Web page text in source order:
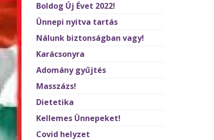
Boldog Új Évet 2022!
Ünnepi nyitva tartás
Nálunk biztonságban vagy!
Karácsonyra
Adomány gyűjtés
Masszázs!
Dietetika
Kellemes Ünnepeket!
Covid helyzet